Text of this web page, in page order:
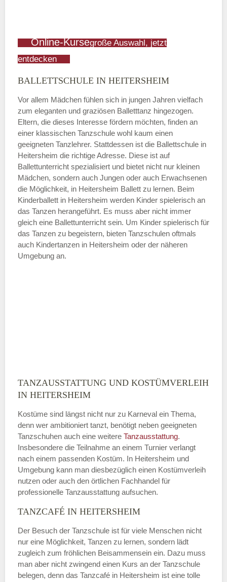
Online-Kursegroße Auswahl, jetzt
entdecken
BALLETTSCHULE IN HEITERSHEIM
Vor allem Mädchen fühlen sich in jungen Jahren vielfach
zum eleganten und graziösen Balletttanz hingezogen.
Eltern, die dieses Interesse fördern möchten, finden an
einer klassischen Tanzschule wohl kaum einen
geeigneten Tanzlehrer. Stattdessen ist die Ballettschule in
Heitersheim die richtige Adresse. Diese ist auf
Ballettunterricht spezialisiert und bietet nicht nur kleinen
Mädchen, sondern auch Jungen oder auch Erwachsenen
die Möglichkeit, in Heitersheim Ballett zu lernen. Beim
Kinderballett in Heitersheim werden Kinder spielerisch an
das Tanzen herangeführt. Es muss aber nicht immer
gleich eine Ballettunterricht sein. Um Kinder spielerisch für
das Tanzen zu begeistern, bieten Tanzschulen oftmals
auch Kindertanzen in Heitersheim oder der näheren
Umgebung an.
TANZAUSSTATTUNG UND KOSTÜMVERLEIH
IN HEITERSHEIM
Kostüme sind längst nicht nur zu Karneval ein Thema,
denn wer ambitioniert tanzt, benötigt neben geeigneten
Tanzschuhen auch eine weitere Tanzausstattung.
Insbesondere die Teilnahme an einem Turnier verlangt
nach einem passenden Kostüm. In Heitersheim und
Umgebung kann man diesbezüglich einen Kostümverleih
nutzen oder auch den örtlichen Fachhandel für
professionelle Tanzausstattung aufsuchen.
TANZCAFÉ IN HEITERSHEIM
Der Besuch der Tanzschule ist für viele Menschen nicht
nur eine Möglichkeit, Tanzen zu lernen, sondern lädt
zugleich zum fröhlichen Beisammensein ein. Dazu muss
man aber nicht zwingend einen Kurs an der Tanzschule
belegen, denn das Tanzcafé in Heitersheim ist eine tolle